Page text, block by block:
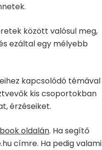
között valósul meg,
ezáltal egy mélyebb
kapcsolódó témával
kis csoportokban
érzéseiket.
oldalán. Ha segítő
címre. Ha pedig valami